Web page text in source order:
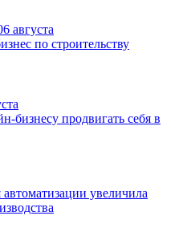
августа
по строительству
бизнесу продвигать себя в
увеличила